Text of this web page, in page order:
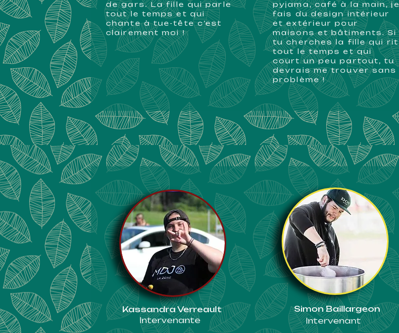
de gars. La fille qui parle
tout le temps et qui
chante à tue-tête c’est
clairement moi !
pyjama, café à la main, je
fais du design intérieur
et extérieur pour
maisons et bâtiments. Si
tu cherches la fille qui rit
tout le temps et qui
court un peu partout, tu
devrais me trouver sans
problème !
Kassandra Verreault
Intervenante
Simon Baillargeon
Intervenant